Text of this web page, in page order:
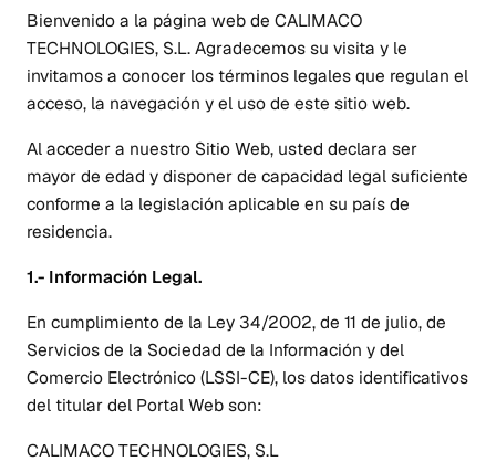
Bienvenido a la página web de CALIMACO
TECHNOLOGIES, S.L. Agradecemos su visita y le
invitamos a conocer los términos legales que regulan el
acceso, la navegación y el uso de este sitio web.
Al acceder a nuestro Sitio Web, usted declara ser
mayor de edad y disponer de capacidad legal suficiente
conforme a la legislación aplicable en su país de
residencia.
1.- Información Legal.
En cumplimiento de la Ley 34/2002, de 11 de julio, de
Servicios de la Sociedad de la Información y del
Comercio Electrónico (LSSI-CE), los datos identificativos
del titular del Portal Web son:
CALIMACO TECHNOLOGIES, S.L